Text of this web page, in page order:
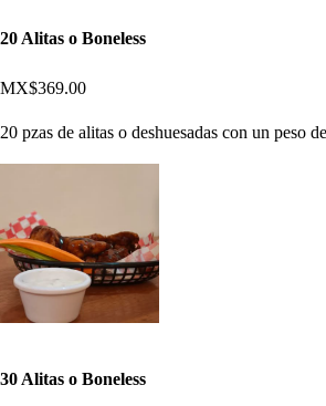
20 Alitas o Boneless
MX$369.00
20 pzas de alitas o deshuesadas con un peso
30 Alitas o Boneless